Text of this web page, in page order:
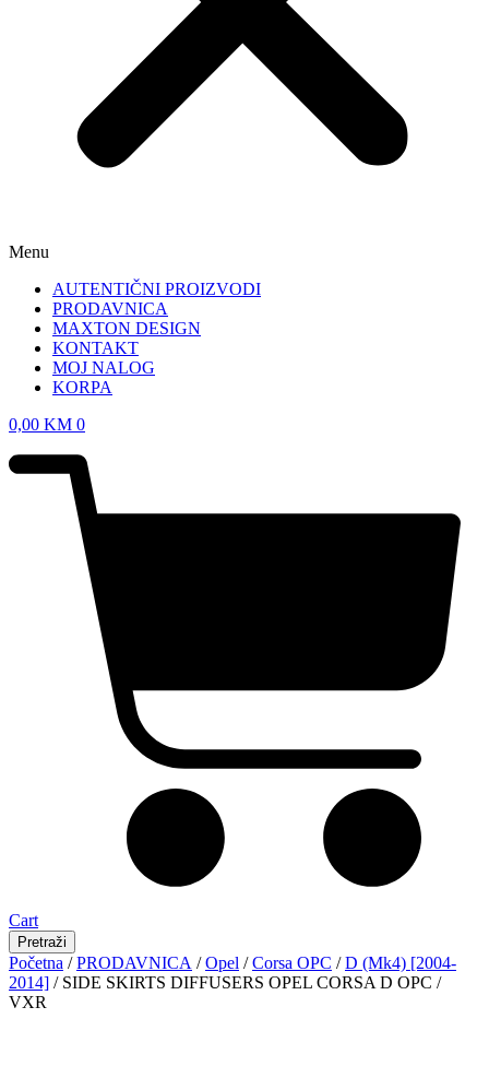
Menu
AUTENTIČNI PROIZVODI
PRODAVNICA
MAXTON DESIGN
KONTAKT
MOJ NALOG
KORPA
0,00 KM 0
Cart
Pretraži
Početna /PRODAVNICA /Opel /Corsa OPC /D (Mk4) [2004-
2014] / SIDE SKIRTS DIFFUSERS OPEL CORSA D OPC /
VXR